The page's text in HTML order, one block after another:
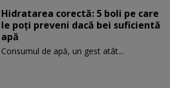
Hidratarea corectă: 5 boli pe care
le poți preveni dacă bei suficientă
apă
Consumul de apă, un gest atât...